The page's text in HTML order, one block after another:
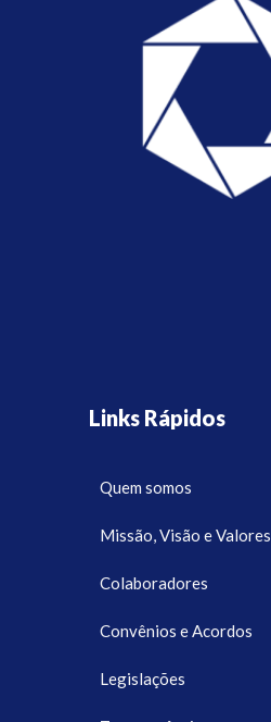
Links Rápidos
Quem somos
Missão, Visão e Valores
Colaboradores
Convênios e Acordos
Legislações